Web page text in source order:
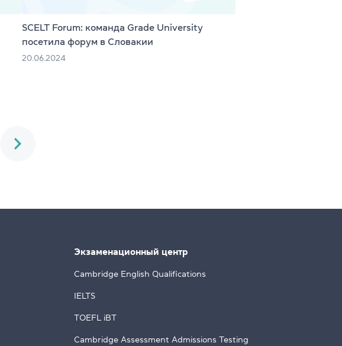
SCELT Forum: команда Grade University
посетила форум в Словакии
20.06.2024
Экзаменационный центр
Cambridge English Qualifications
IELTS
TOEFL iBT
Cambridge Assessment Admissions Testing